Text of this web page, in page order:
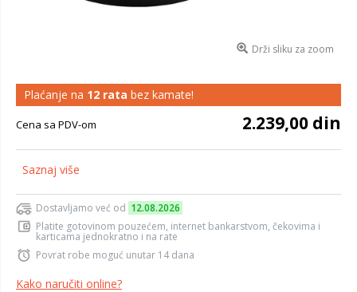
Drži sliku za zoom
Plaćanje na 12 rata bez kamate!
Cena sa PDV-om 2.239,00 din
Saznaj više
Dostavljamo već od 12.08.2026
Platite gotovinom pouzećem, internet bankarstvom, čekovima i
karticama jednokratno i na rate
Povrat robe moguć unutar 14 dana
Kako naručiti online?